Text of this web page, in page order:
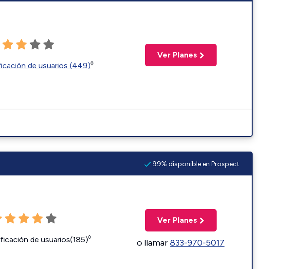
de usuarios (449)◊
Ver Planes
99% disponible en Prospect
de usuarios(185)◊
Ver Planes
o llamar833-970-5017